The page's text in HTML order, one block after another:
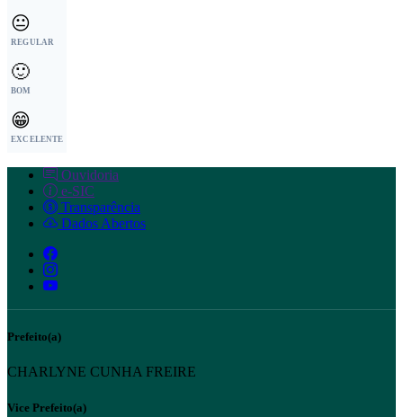
😐
REGULAR
🙂
BOM
😁
EXCELENTE
Ouvidoria
e-SIC
Transparência
Dados Abertos
Prefeito(a)
CHARLYNE CUNHA FREIRE
Vice Prefeito(a)